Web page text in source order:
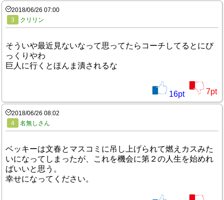
2018/06/26 07:00
3
クリリン
そういや最近見ないなって思ってたらコーチしてるとにび
っくりやわ
巨人に行くとほんま潰されるな
16pt 7pt
2018/06/26 08:02
4
名無しさん
ベッキーは文春とマスコミに吊し上げられて燃えカスみた
いになってしまったが、これを機会に第２の人生を始めれ
ばいいと思う。
幸せになってください。